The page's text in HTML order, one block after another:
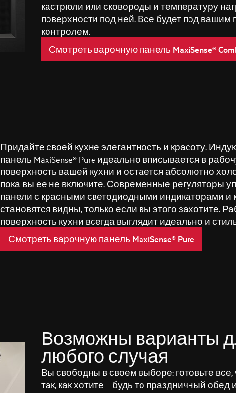
кастрюли или сковороды и температуру
поверхности под ней. Все будет под вашим
контролем.
Смотреть варочную панель MaxiSense®
Придайте своей кухне элегантность и красоту.
панель MaxiSense® Pure идеально вписывается в
поверхность вашей кухни и остается абсолютно
пока вы ее не включите. Современные регуляторы
панели с красными светодиодными индикаторами и
становятся видны, только если вы этого захотите.
поверхность кухни всегда выглядит идеально и
Смотреть варочную панель MaxiSense® Pure
Возможны варианты
любого случая
Вы свободны в своем выборе: готовьте все,
так, как хотите – будь то праздничный